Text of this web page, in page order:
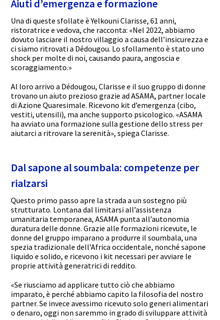
Aiuti d’emergenza e formazione
Una di queste sfollate è Yelkouni Clarisse, 61 anni,
ristoratrice e vedova, che racconta: «Nel 2022, abbiamo
dovuto lasciare il nostro villaggio a causa dell’insicurezza e
ci siamo ritrovati a Dédougou. Lo sfollamento è stato uno
shock per molte di noi, causando paura, angoscia e
scoraggiamento.»
Al loro arrivo a Dédougou, Clarisse e il suo gruppo di donne
trovano un aiuto prezioso grazie ad ASAMA, partner locale
di Azione Quaresimale. Ricevono kit d’emergenza (cibo,
vestiti, utensili), ma anche supporto psicologico. «ASAMA
ha avviato una formazione sulla gestione dello stress per
aiutarci a ritrovare la serenità», spiega Clarisse.
Dal sapone al soumbala: competenze per
rialzarsi
Questo primo passo apre la strada a un sostegno più
strutturato. Lontana dal limitarsi all’assistenza
umanitaria temporanea, ASAMA punta all’autonomia
duratura delle donne. Grazie alle formazioni ricevute, le
donne del gruppo imparano a produrre il soumbala, una
spezia tradizionale dell’Africa occidentale, nonché sapone
liquido e solido, e ricevono i kit necessari per avviare le
proprie attività generatrici di reddito.
«Se riusciamo ad applicare tutto ciò che abbiamo
imparato, è perché abbiamo capito la filosofia del nostro
partner. Se invece avessimo ricevuto solo generi alimentari
o denaro, oggi non saremmo in grado di sviluppare attività